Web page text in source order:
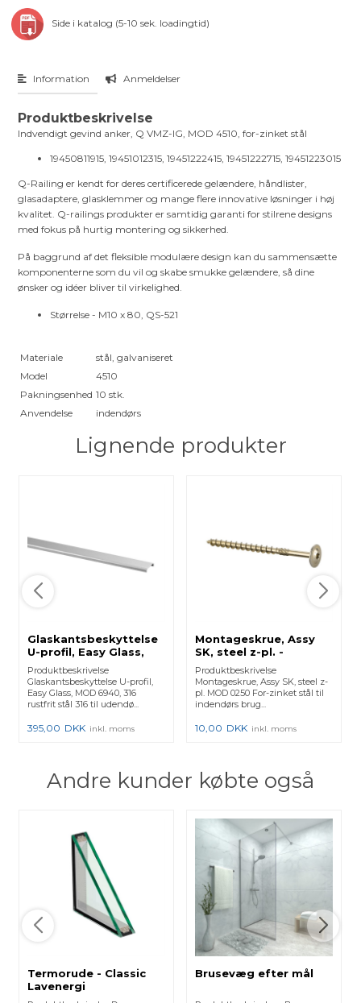
Side i katalog (5-10 sek. loadingtid)
Information Anmeldelser
Produktbeskrivelse
Indvendigt gevind anker, Q VMZ-IG, MOD 4510, for-zinket stål
19450811915, 19451012315, 19451222415, 19451222715, 19451223015
Q-Railing er kendt for deres certificerede gelændere, håndlister,
glasadaptere, glasklemmer og mange flere innovative løsninger i høj
kvalitet. Q-railings produkter er samtidig garanti for stilrene designs
med fokus på hurtig montering og sikkerhed.
På baggrund af det fleksible modulære design kan du sammensætte
komponenterne som du vil og skabe smukke gelændere, så dine
ønsker og idéer bliver til virkelighed.
Størrelse - M10 x 80, QS-521
Materiale
stål, galvaniseret
Model
4510
Pakningsenhed 10 stk.
Anvendelse
indendørs
Lignende produkter
Glaskantsbeskyttelse
U-profil, Easy Glass,
MOD 6940, 316 -
(1469400251812)
146940-025-18-12 - 1
Stk.
Produktbeskrivelse
Glaskantsbeskyttelse U-profil,
Easy Glass, MOD 6940, 316
rustfrit stål 316 til udendø...
395,00 DKK inkl. moms
Montageskrue, Assy
SK, steel z-pl. -
(250250808) 250250-
808 - 50 Stk.
Produktbeskrivelse
Montageskrue, Assy SK, steel z-
pl. MOD 0250 For-zinket stål til
indendørs brug...
10,00 DKK inkl. moms
Andre kunder købte også
Termorude - Classic
Lavenergi
Brusevæg efter mål